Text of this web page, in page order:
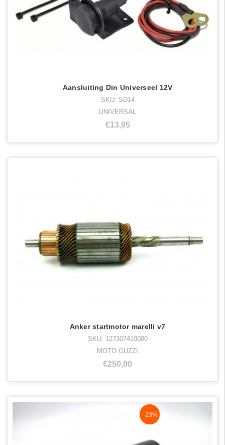
Aansluiting Din Universeel 12V
SKU: SD14
UNIVERSAL
€13,95
Anker startmotor marelli v7
SKU: 127307410000
MOTO GUZZI
€250,00
NaN%
-23%